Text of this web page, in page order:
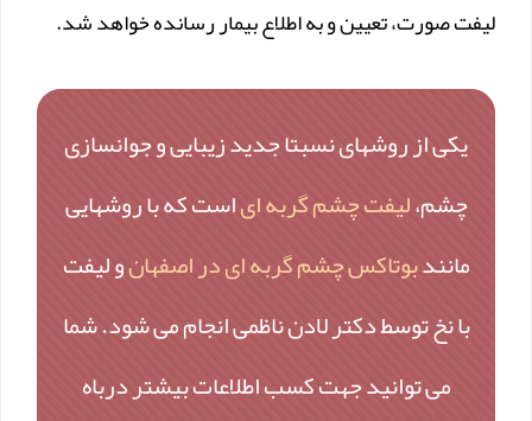
لیفت صورت، تعیین و به اطلاع بیمار رسانده خواهد شد.
یکی از روشهای نسبتا جدید زیبایی و جوانسازی
چشم،لیفت چشم گربه ایاست که با روشهایی
مانندبوتاکس چشم گربه ای در اصفهانو لیفت
با نخ توسط دکتر لادن ناظمی انجام می شود. شما
می توانید جهت کسب اطلاعات بیشتر درباه